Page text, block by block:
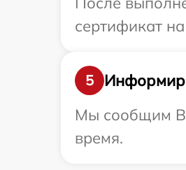
сертификат
5
Мы сообщим
время.